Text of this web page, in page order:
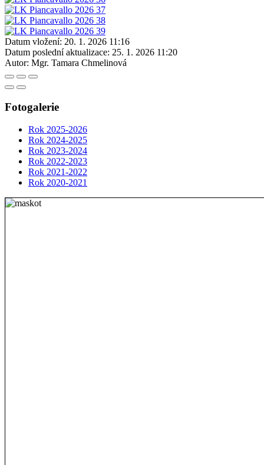
Datum vložení: 20. 1. 2026 11:16
Datum poslední aktualizace: 25. 1. 2026 11:20
Autor: Mgr. Tamara Chmelinová
Fotogalerie
Rok 2025-2026
Rok 2024-2025
Rok 2023-2024
Rok 2022-2023
Rok 2021-2022
Rok 2020-2021